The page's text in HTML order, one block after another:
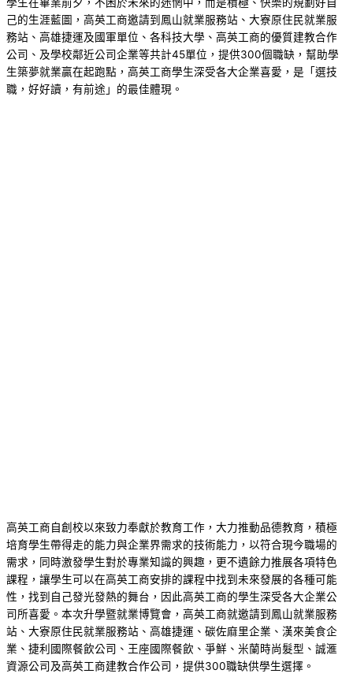
學生在畢業前夕，不困於未來的迷惘中，而是積極、快樂的規劃好自
己的生涯藍圖，高英工商邀請到鳳山就業服務站、大寮原住民就業服
務站、高雄捷運及國軍單位、各科技大學、高英工商的優質建教合作
公司、及學校鄰近公司企業等共計45單位，提供300個職缺，幫助學
生築夢就業贏在起跑點，高英工商學生深受各大企業喜愛，是「選技
職，好好讀，有前途」的最佳體現。
高英工商自創校以來致力奉獻於教育工作，大力推動品德教育，積極
培育學生帶得走的能力與企業界需求的技術能力，以符合現今職場的
需求，同時激發學生對於專業知識的興趣，更不遺餘力推展各項特色
課程，讓學生可以在高英工商安排的課程中找到未來發展的各種可能
性，找到自己發光發熱的舞台，因此高英工商的學生深受各大企業公
司所喜愛。本次升學暨就業博覽會，高英工商就邀請到鳳山就業服務
站、大寮原住民就業服務站、高雄捷運、碳佐麻里企業、漢來美食企
業、捷利國際餐飲公司、王座國際餐飲、爭鮮、米蘭時尚髮型、誠滙
資源公司及高英工商建教合作公司，提供300職缺供學生選擇。